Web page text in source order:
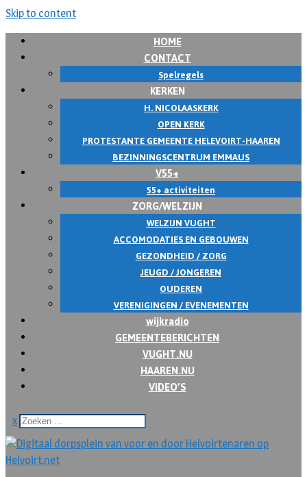
Skip to content
HOME
CONTACT
Spelregels
KERKEN
H. NICOLAASKERK
OPEN KERK
PROTESTANTE GEMEENTE HELEVOIRT-HAAREN
BEZINNINGSCENTRUM EMMAUS
V55+
55+ activiteiten
ZORG/WELZIJN
WELZIJN VUGHT
ACCOMODATIES EN GEBOUWEN
GEZONDHEID / ZORG
JEUGD / JONGEREN
OUDEREN
VERENIGINGEN / EVENEMENTEN
wijkradio
GEMEENTEBERICHTEN
VUGHT.NU
HAAREN.NU
VIDEO’S
x